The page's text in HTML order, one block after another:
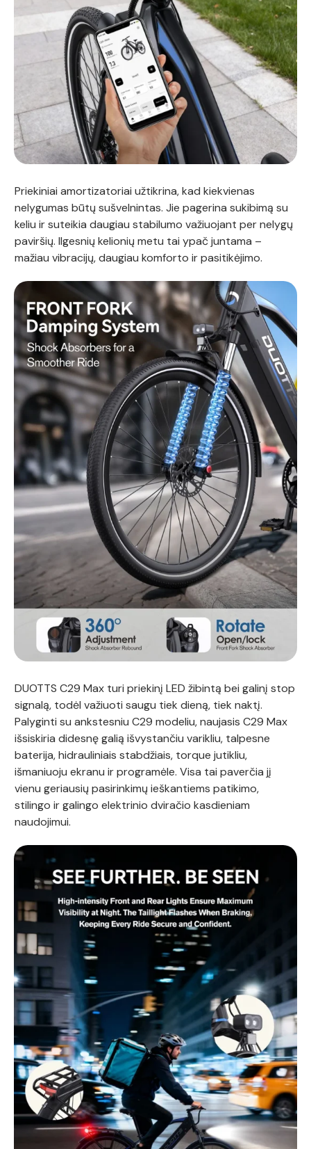
Priekiniai amortizatoriai užtikrina, kad kiekvienas
nelygumas būtų sušvelnintas. Jie pagerina sukibimą su
keliu ir suteikia daugiau stabilumo važiuojant per nelygų
paviršių. Ilgesnių kelionių metu tai ypač juntama –
mažiau vibracijų, daugiau komforto ir pasitikėjimo.
DUOTTS C29 Max turi priekinį LED žibintą bei galinį stop
signalą, todėl važiuoti saugu tiek dieną, tiek naktį.
Palyginti su ankstesniu C29 modeliu, naujasis C29 Max
išsiskiria didesnę galią išvystančiu varikliu, talpesne
baterija, hidrauliniais stabdžiais, torque jutikliu,
išmaniuoju ekranu ir programėle. Visa tai paverčia jį
vienu geriausių pasirinkimų ieškantiems patikimo,
stilingo ir galingo elektrinio dviračio kasdieniam
naudojimui.